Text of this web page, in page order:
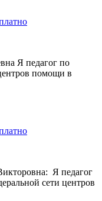
Я педагог по
помощи в
Я педагог
сети центров